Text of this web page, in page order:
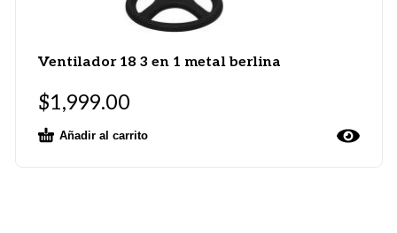
Ventilador 18 3 en 1 metal berlina
$1,999.00
Añadir al carrito